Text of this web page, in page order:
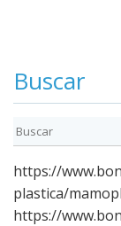
Buscar
https://
plastica/
https://